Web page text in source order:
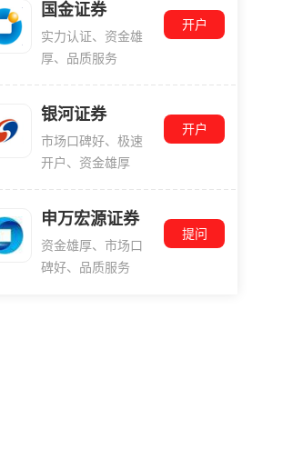
拦截作废？”
国金证券
实力认证、资金雄
厚、品质服务
开户
银河证券
市场口碑好、极速
开户、资金雄厚
开户
申万宏源证券
资金雄厚、市场口
碑好、品质服务
提问